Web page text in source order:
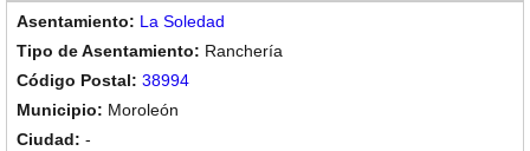
La Soledad
Ranchería
38994
Moroleón
-